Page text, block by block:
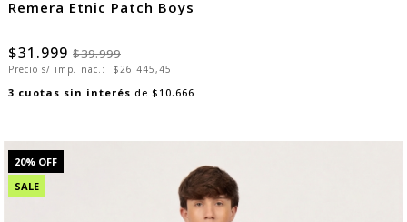
Remera Etnic Patch Boys
$31.999 $39.999
Precio s/ imp. nac.: $26.445,45
3 cuotas sin interés de $10.666
20% OFF
SALE